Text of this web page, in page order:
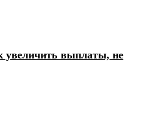
увеличить выплаты, не